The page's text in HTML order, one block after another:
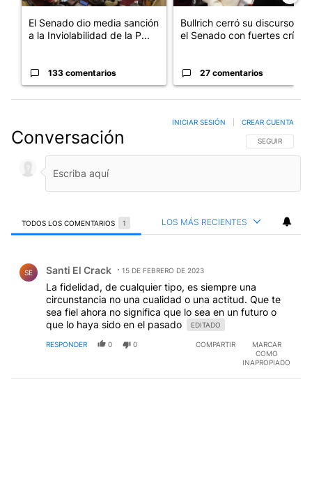
El Senado dio media sanción
a la Inviolabilidad de la P...
133 comentarios
Bullrich cerró su discurso en
el Senado con fuertes crí...
27 comentarios
Conversación SIGA ESTA
SEGUIR
INICIAR SESIÓN CREAR CUENTA
TODOS LOS COMENTARIOS 1 LOS MÁS RECIENTES
SE Santi El Crack 15 DE FEBRERO DE 2023
La fidelidad, de cualquier tipo, es siempre una
circunstancia no una cualidad o una actitud. Que te
sea fiel ahora no significa que lo sea en un futuro o
que lo haya sido en el pasado
EDITADO
RESPONDER 0 0 COMPARTIR
MARCAR
COMO
INAPROPIADO